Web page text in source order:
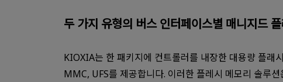
두 가지 유형의 버스 인터페이스별 매니지드 플
KIOXIA는 한 패키지에 컨트롤러를 내장한 대용량 플래
MMC, UFS를 제공합니다. 이러한 플레시 메모리 솔루